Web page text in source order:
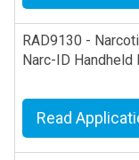
RAD9130 -
Narc-ID Handheld
Read